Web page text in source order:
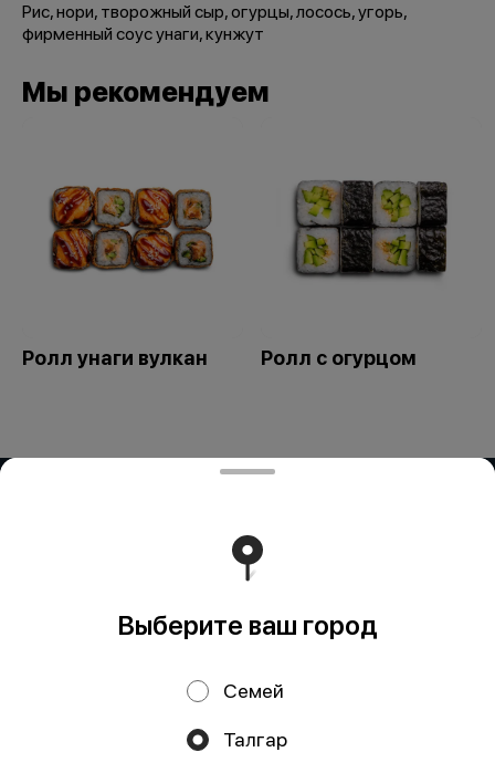
Рис, нори, творожный сыр, огурцы, лосось, угорь,
фирменный соус унаги, кунжут
Мы рекомендуем
Ролл унаги вулкан Ролл с огурцом
в АО "Kaspi Bank" БИК CASPKZKA
Работает на эффективном ядре
Политика конфиденциальности
Выберите ваш город
Семей
Талгар